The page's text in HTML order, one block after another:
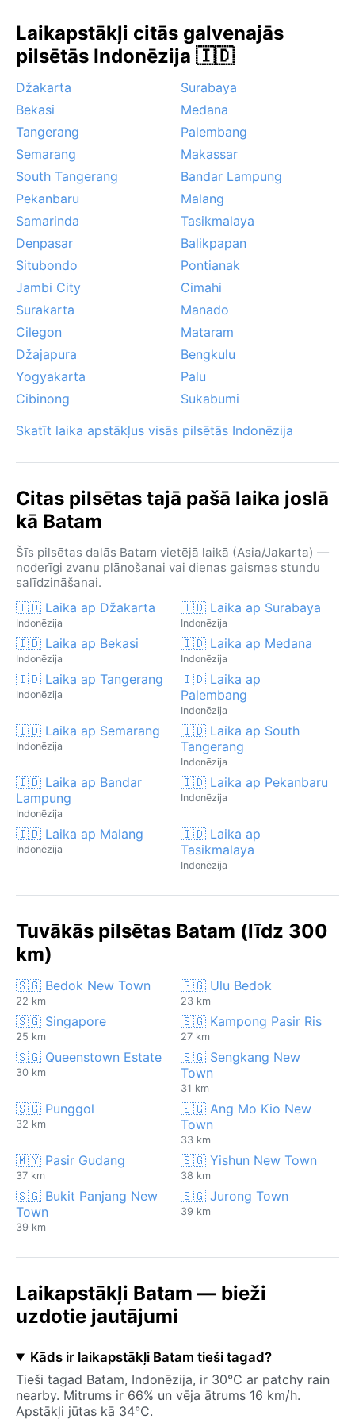
nedaudz mazāk. Savukārt no novembra līdz martam
valda rietumu musons, nesot biežākas lietusgāzes,
kaimiņu Sumatras ugunsgrēkiem pār Batamu nāk
dūmu migla, kas pasliktina redzamību. Ciklonu šajā
apgabalā gandrīz nav, tāpēc galvenā dabas parādība
ir pēkšņas tropiskās lietavas, kas ātri pāriet un atstāj
svaigu, zaļu ainavu.
Laikapstākļi citās galvenajās
pilsētās Indonēzija 🇮🇩
Džakarta
Surabaya
Bekasi
Medana
Tangerang
Palembang
Semarang
Makassar
South Tangerang
Bandar Lampung
Pekanbaru
Malang
Samarinda
Tasikmalaya
Denpasar
Balikpapan
Situbondo
Pontianak
Jambi City
Cimahi
Surakarta
Manado
Cilegon
Mataram
Džajapura
Bengkulu
Yogyakarta
Palu
Cibinong
Sukabumi
Skatīt laika apstākļus visās pilsētās Indonēzija
Citas pilsētas tajā pašā laika joslā
kā Batam
Šīs pilsētas dalās Batam vietējā laikā (Asia/Jakarta) —
noderīgi zvanu plānošanai vai dienas gaismas stundu
salīdzināšanai.
🇮🇩 Laika ap Džakarta
Indonēzija
🇮🇩 Laika ap Surabaya
Indonēzija
🇮🇩 Laika ap Bekasi
Indonēzija
🇮🇩 Laika ap Medana
Indonēzija
🇮🇩 Laika ap Tangerang
Indonēzija
🇮🇩 Laika ap
Palembang
Indonēzija
🇮🇩 Laika ap Semarang
Indonēzija
🇮🇩 Laika ap South
Tangerang
Indonēzija
🇮🇩 Laika ap Bandar
Lampung
Indonēzija
🇮🇩 Laika ap Pekanbaru
Indonēzija
🇮🇩 Laika ap Malang
Indonēzija
🇮🇩 Laika ap
Tasikmalaya
Indonēzija
Tuvākās pilsētas Batam (līdz 300
km)
🇸🇬 Bedok New Town
22 km
🇸🇬 Ulu Bedok
23 km
🇸🇬 Singapore
25 km
🇸🇬 Kampong Pasir Ris
27 km
🇸🇬 Queenstown Estate
30 km
🇸🇬 Sengkang New
Town
31 km
🇸🇬 Punggol
32 km
🇸🇬 Ang Mo Kio New
Town
33 km
🇲🇾 Pasir Gudang
37 km
🇸🇬 Yishun New Town
38 km
🇸🇬 Bukit Panjang New
Town
39 km
🇸🇬 Jurong Town
39 km
Laikapstākļi Batam — bieži
uzdotie jautājumi
Kāds ir laikapstākļi Batam tieši tagad?
Tieši tagad Batam, Indonēzija, ir 30°C ar patchy rain
nearby. Mitrums ir 66% un vēja ātrums 16 km/h.
Apstākļi jūtas kā 34°C.